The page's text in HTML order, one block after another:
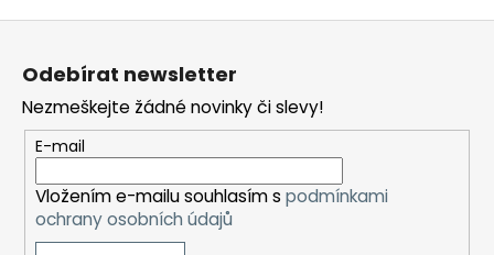
Odebírat newsletter
Nezmeškejte žádné novinky či slevy!
E-mail
Vložením e-mailu souhlasím s podmínkami
ochrany osobních údajů